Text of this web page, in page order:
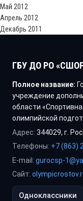
Май 2012
Апрель 2012
Декабрь 2011
ГБУ ДО РО
Полное название:
учреждение
области
олимпийской
Адрес: 344029, г.
Телефоны: +7 (863)
E-mail: gurocsp-
Сайт:
Одноклассники